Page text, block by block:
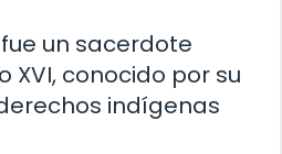
un sacerdote
XVI, conocido por su
indígenas